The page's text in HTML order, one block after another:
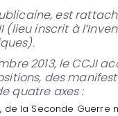
est
(lieu inscrit à
2013, le CCJI
des
quatre axes :
de la Seconde Guerre